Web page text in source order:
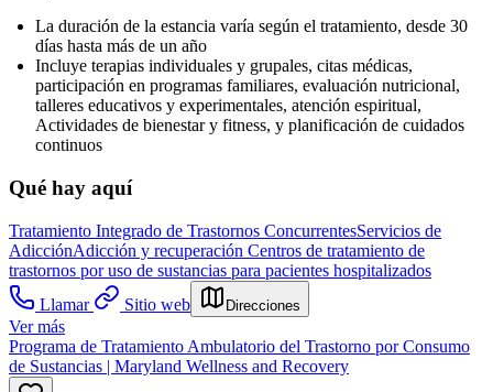
La duración de la estancia varía según el tratamiento, desde 30
días hasta más de un año
Incluye terapias individuales y grupales, citas médicas,
participación en programas familiares, evaluación nutricional,
talleres educativos y experimentales, atención espiritual,
Actividades de bienestar y fitness, y planificación de cuidados
continuos
Qué hay aquí
Tratamiento Integrado de Trastornos ConcurrentesServicios de
AdicciónAdicción y recuperación Centros de tratamiento de
trastornos por uso de sustancias para pacientes hospitalizados
Llamar
Sitio web Direcciones
Ver más
Programa de Tratamiento Ambulatorio del Trastorno por Consumo
de Sustancias | Maryland Wellness and Recovery